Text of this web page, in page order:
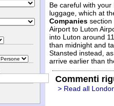
Be careful with
luggage, which at
Companies section
Airport to Luton
into Luton around
than midnight and
Stansted instead,
arrive earlier than
Commenti
> Read all